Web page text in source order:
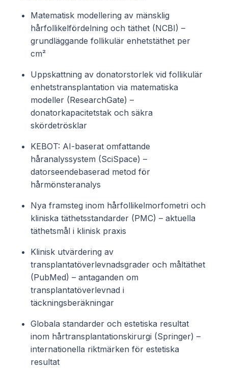
Matematisk modellering av mänsklig
hårfollikelfördelning och täthet (NCBI) –
grundläggande follikulär enhetstäthet per
cm²
Uppskattning av donatorstorlek vid follikulär
enhetstransplantation via matematiska
modeller (ResearchGate) –
donatorkapacitetstak och säkra
skördetrösklar
KEBOT: AI-baserat omfattande
håranalyssystem (SciSpace) –
datorseendebaserad metod för
hårmönsteranalys
Nya framsteg inom hårfollikelmorfometri och
kliniska täthetsstandarder (PMC) – aktuella
täthetsmål i klinisk praxis
Klinisk utvärdering av
transplantatöverlevnadsgrader och måltäthet
(PubMed) – antaganden om
transplantatöverlevnad i
täckningsberäkningar
Globala standarder och estetiska resultat
inom hårtransplantationskirurgi (Springer) –
internationella riktmärken för estetiska
resultat